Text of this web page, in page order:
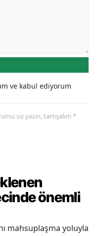
ve kabul ediyorum
siz yazın, tartışalım *
önemli
mahsuplaşma yoluyla